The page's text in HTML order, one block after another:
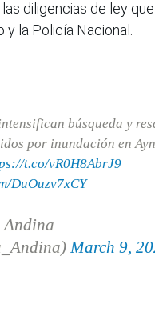
diligencias de ley que
la Policía Nacional.
búsqueda y
por inundación en
t.co/vR0H8AbrJ9
DuOuzv7xCY
March 9,